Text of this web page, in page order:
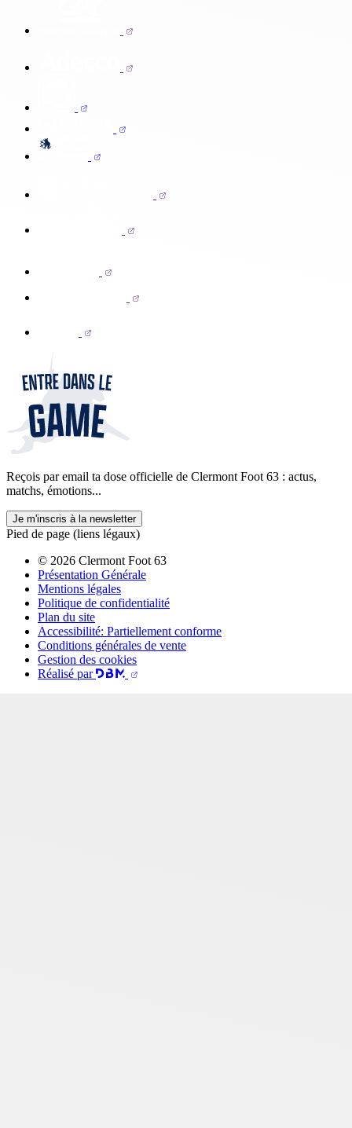
Reçois par email ta dose officielle de Clermont Foot 63 : actus,
matchs, émotions...
Je m'inscris à la newsletter
Pied de page (liens légaux)
© 2026 Clermont Foot 63
Présentation Générale
Mentions légales
Politique de confidentialité
Plan du site
Accessibilité: Partiellement conforme
Conditions générales de vente
Gestion des cookies
Réalisé par